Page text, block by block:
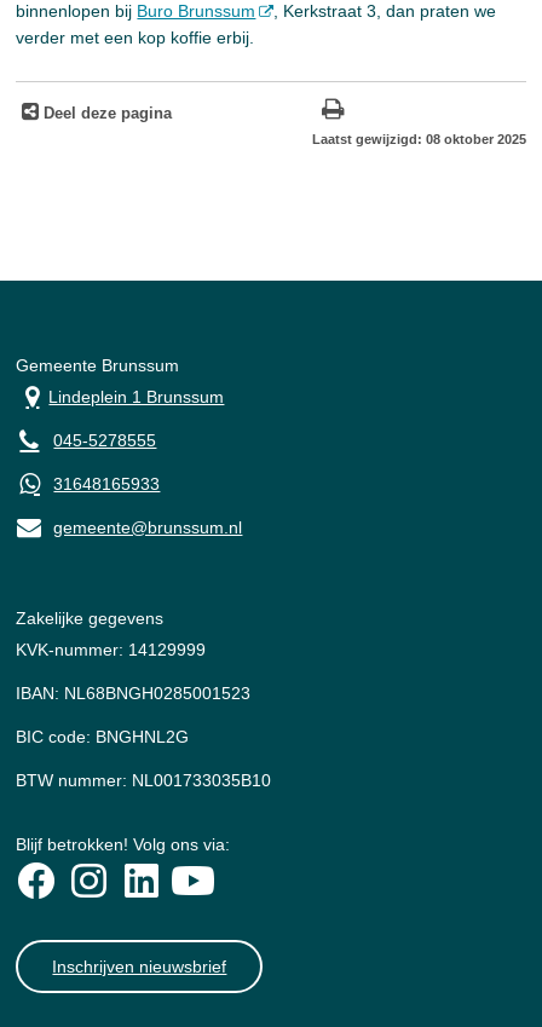
binnenlopen bij Buro Brunssum
, Kerkstraat 3, dan praten we
verder met een kop koffie erbij.
Deel deze pagina
Laatst gewijzigd: 08 oktober 2025
Gemeente Brunssum
Lindeplein 1 Brunssum
045-5278555
31648165933
gemeente@brunssum.nl
Zakelijke gegevens
KVK-nummer: 14129999
IBAN: NL68BNGH0285001523
BIC code: BNGHNL2G
BTW nummer: NL001733035B10
Blijf betrokken! Volg ons via:
Inschrijven nieuwsbrief